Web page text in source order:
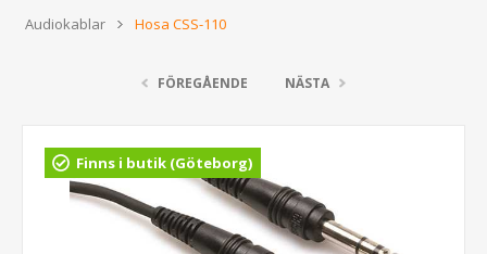
Audiokablar
Hosa CSS-110
FÖREGÅENDE NÄSTA
Finns i butik (Göteborg)